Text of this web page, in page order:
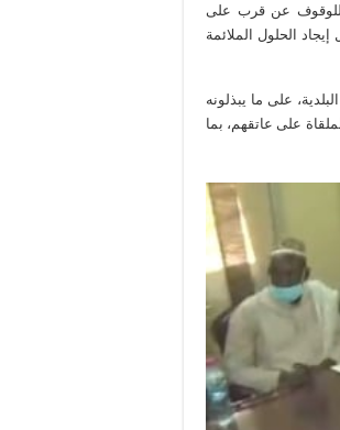
للوقوف عن قرب على
الحلول الملائمة
على ما يبذلونه
على عاتقهم، بما